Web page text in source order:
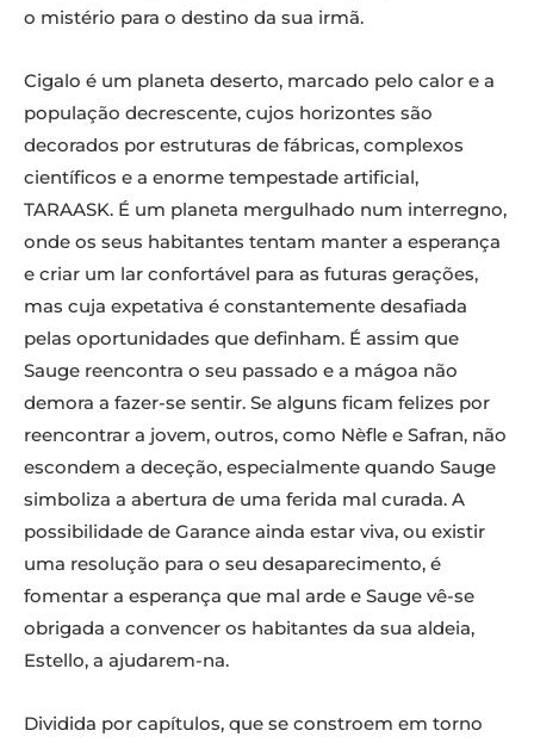
o mistério para o destino da sua irmã.
Cigalo é um planeta deserto, marcado pelo calor e a
população decrescente, cujos horizontes são
decorados por estruturas de fábricas, complexos
científicos e a enorme tempestade artificial,
TARAASK. É um planeta mergulhado num interregno,
onde os seus habitantes tentam manter a esperança
e criar um lar confortável para as futuras gerações,
mas cuja expetativa é constantemente desafiada
pelas oportunidades que definham. É assim que
Sauge reencontra o seu passado e a mágoa não
demora a fazer-se sentir. Se alguns ficam felizes por
reencontrar a jovem, outros, como Nèfle e Safran, não
escondem a deceção, especialmente quando Sauge
simboliza a abertura de uma ferida mal curada. A
possibilidade de Garance ainda estar viva, ou existir
uma resolução para o seu desaparecimento, é
fomentar a esperança que mal arde e Sauge vê-se
obrigada a convencer os habitantes da sua aldeia,
Estello, a ajudarem-na.
Dividida por capítulos, que se constroem em torno